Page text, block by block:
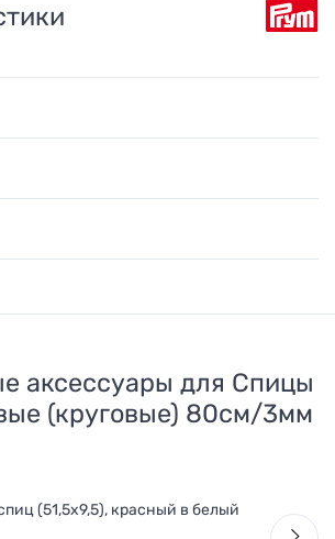
аксессуары для Спицы
(круговые) 80см/3мм
(51,5х9,5), красный в белый